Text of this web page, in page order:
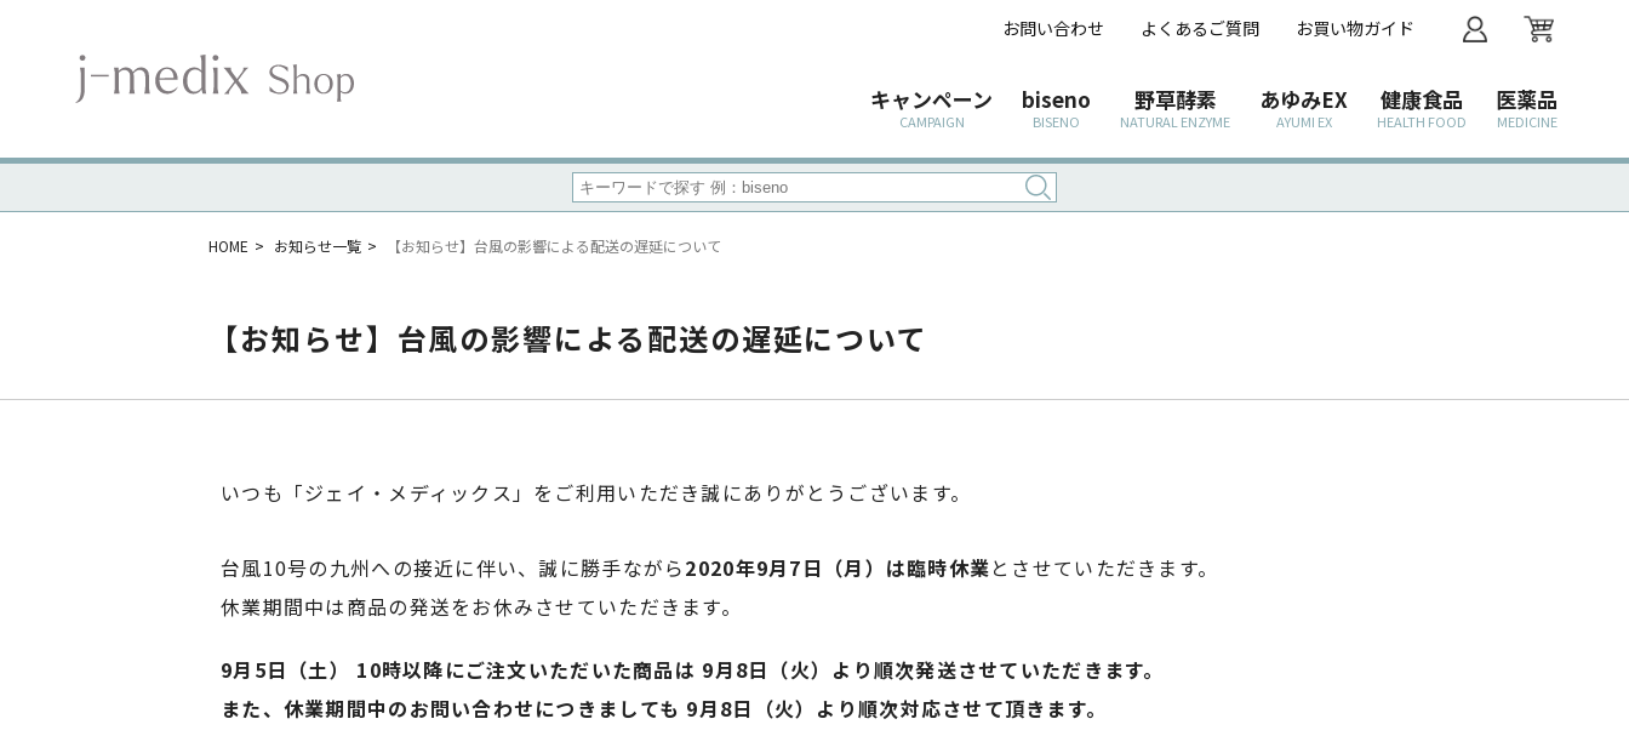
キャンペーン
CAMPAIGN
biseno
BISENO
野草酵素
NATURAL ENZYME
あゆみEX
AYUMI EX
健康食品
HEALTH FOOD
医薬品
MEDICINE
お問い合わせ よくあるご質問 お買い物ガイド
HOME お知らせ一覧 【お知らせ】台風の影響による配送の遅延について
【お知らせ】台風の影響による配送の遅延について
いつも「ジェイ・メディックス」をご利用いただき誠にありがとうございます。
台風10号の九州への接近に伴い、誠に勝手ながら2020年9月7日（月）は臨時休業とさせていただきます。
休業期間中は商品の発送をお休みさせていただきます。
9月5日（土） 10時以降にご注文いただいた商品は 9月8日（火）より順次発送させていただきます。
また、休業期間中のお問い合わせにつきましても 9月8日（火）より順次対応させて頂きます。